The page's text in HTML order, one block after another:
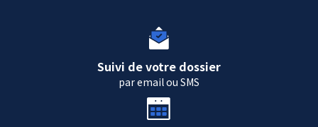
Suivi de votre dossier
par email ou SMS